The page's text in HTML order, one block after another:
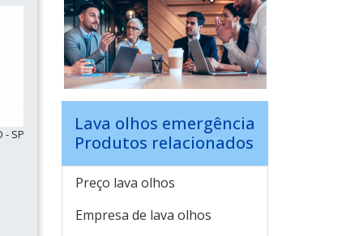
- SP
Lava olhos emergência
Produtos relacionados
Preço lava olhos
Empresa de lava olhos